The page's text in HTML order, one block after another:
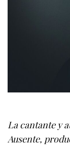
La cantante y
Ausente,